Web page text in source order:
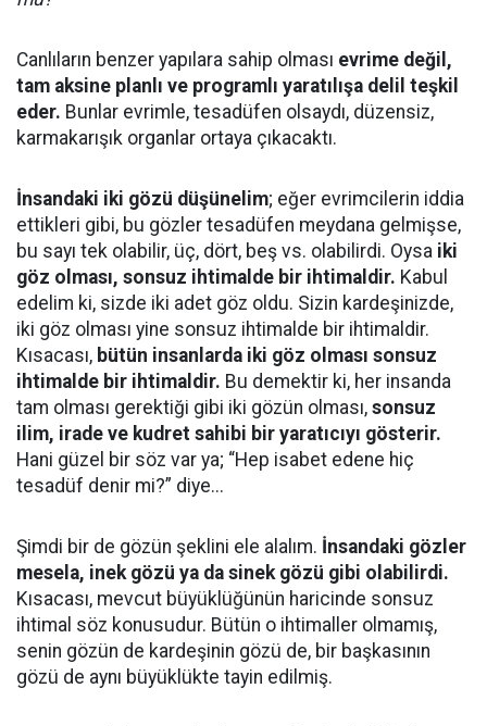
Canlıların benzer yapılara sahip olması evrime değil,
tam aksine planlı ve programlı yaratılışa delil teşkil
eder. Bunlar evrimle, tesadüfen olsaydı, düzensiz,
karmakarışık organlar ortaya çıkacaktı.
İnsandaki iki gözü düşünelim; eğer evrimcilerin iddia
ettikleri gibi, bu gözler tesadüfen meydana gelmişse,
bu sayı tek olabilir, üç, dört, beş vs. olabilirdi. Oysa iki
göz olması, sonsuz ihtimalde bir ihtimaldir. Kabul
edelim ki, sizde iki adet göz oldu. Sizin kardeşinizde,
iki göz olması yine sonsuz ihtimalde bir ihtimaldir.
Kısacası, bütün insanlarda iki göz olması sonsuz
ihtimalde bir ihtimaldir. Bu demektir ki, her insanda
tam olması gerektiği gibi iki gözün olması, sonsuz
ilim, irade ve kudret sahibi bir yaratıcıyı gösterir.
Hani güzel bir söz var ya; “Hep isabet edene hiç
tesadüf denir mi?” diye...
Şimdi bir de gözün şeklini ele alalım. İnsandaki gözler
mesela, inek gözü ya da sinek gözü gibi olabilirdi.
Kısacası, mevcut büyüklüğünün haricinde sonsuz
ihtimal söz konusudur. Bütün o ihtimaller olmamış,
senin gözün de kardeşinin gözü de, bir başkasının
gözü de aynı büyüklükte tayin edilmiş.